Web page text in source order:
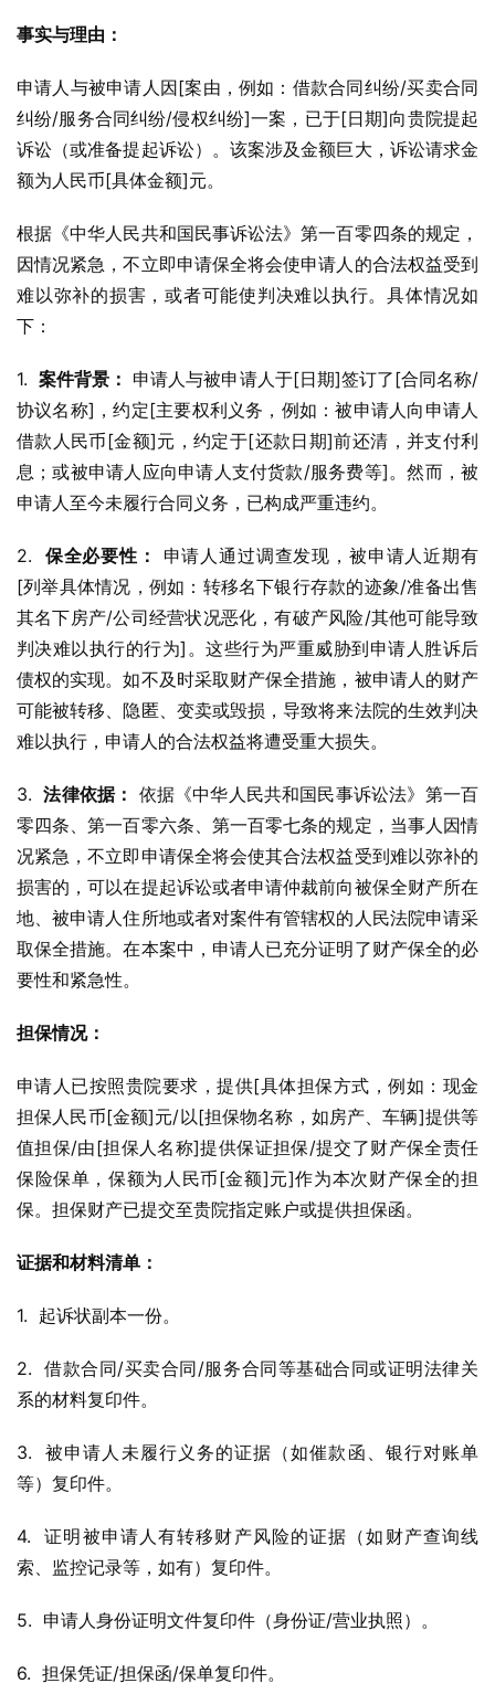
事实与理由：
申请人与被申请人因[案由，例如：借款合同纠纷/买卖合同
纠纷/服务合同纠纷/侵权纠纷]一案，已于[日期]向贵院提起
诉讼（或准备提起诉讼）。该案涉及金额巨大，诉讼请求金
额为人民币[具体金额]元。
根据《中华人民共和国民事诉讼法》第一百零四条的规定，
因情况紧急，不立即申请保全将会使申请人的合法权益受到
难以弥补的损害，或者可能使判决难以执行。具体情况如
下：
1. 案件背景： 申请人与被申请人于[日期]签订了[合同名称/
协议名称]，约定[主要权利义务，例如：被申请人向申请人
借款人民币[金额]元，约定于[还款日期]前还清，并支付利
息；或被申请人应向申请人支付货款/服务费等]。然而，被
申请人至今未履行合同义务，已构成严重违约。
2. 保全必要性：
申请人通过调查发现，被申请人近期有
[列举具体情况，例如：转移名下银行存款的迹象/准备出售
其名下房产/公司经营状况恶化，有破产风险/其他可能导致
判决难以执行的行为]。这些行为严重威胁到申请人胜诉后
债权的实现。如不及时采取财产保全措施，被申请人的财产
可能被转移、隐匿、变卖或毁损，导致将来法院的生效判决
难以执行，申请人的合法权益将遭受重大损失。
3. 法律依据： 依据《中华人民共和国民事诉讼法》第一百
零四条、第一百零六条、第一百零七条的规定，当事人因情
况紧急，不立即申请保全将会使其合法权益受到难以弥补的
损害的，可以在提起诉讼或者申请仲裁前向被保全财产所在
地、被申请人住所地或者对案件有管辖权的人民法院申请采
取保全措施。在本案中，申请人已充分证明了财产保全的必
要性和紧急性。
担保情况：
申请人已按照贵院要求，提供[具体担保方式，例如：现金
担保人民币[金额]元/以[担保物名称，如房产、车辆]提供等
值担保/由[担保人名称]提供保证担保/提交了财产保全责任
保险保单，保额为人民币[金额]元]作为本次财产保全的担
保。担保财产已提交至贵院指定账户或提供担保函。
证据和材料清单：
1.  起诉状副本一份。
2.  借款合同/买卖合同/服务合同等基础合同或证明法律关
系的材料复印件。
3.  被申请人未履行义务的证据（如催款函、银行对账单
等）复印件。
4.  证明被申请人有转移财产风险的证据（如财产查询线
索、监控记录等，如有）复印件。
5.  申请人身份证明文件复印件（身份证/营业执照）。
6.  担保凭证/担保函/保单复印件。